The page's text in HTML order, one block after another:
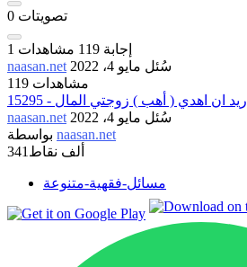
0 تصويتات
1 إجابة 119 مشاهدات
naasan.net
سُئل مايو 4، 2022
119 مشاهدات
15295 - اريد ان اهدي ( أهب ) زوجتي المال
naasan.net
سُئل مايو 4، 2022
naasan.net
341ألف نقاط
مسائل-فقهية-متنوعة